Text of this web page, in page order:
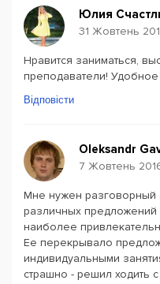
Юлия
31 Жовтень
Нравится заниматься,
преподаватели!
Відповісти
Oleksandr
7 Жовтень
Мне нужен разговорный
различных
наиболее
Ее перекрывало
индивидуальными
страшно - решил ходить